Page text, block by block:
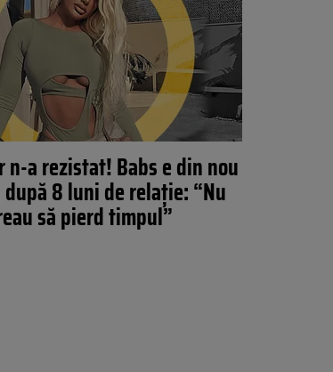
n-a rezistat! Babs e din nou
8 luni de relaţie: “Nu
să pierd timpul”